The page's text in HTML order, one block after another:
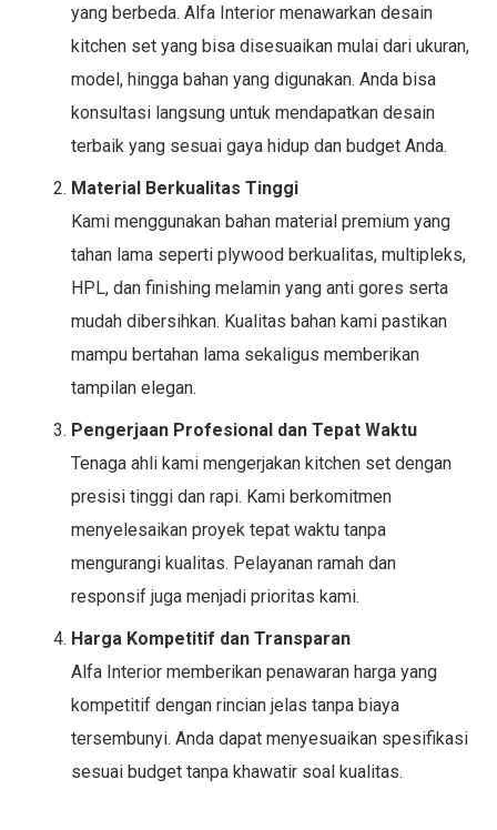
yang berbeda. Alfa Interior menawarkan desain
kitchen set yang bisa disesuaikan mulai dari ukuran,
model, hingga bahan yang digunakan. Anda bisa
konsultasi langsung untuk mendapatkan desain
terbaik yang sesuai gaya hidup dan budget Anda.
Material Berkualitas Tinggi
Kami menggunakan bahan material premium yang
tahan lama seperti plywood berkualitas, multipleks,
HPL, dan finishing melamin yang anti gores serta
mudah dibersihkan. Kualitas bahan kami pastikan
mampu bertahan lama sekaligus memberikan
tampilan elegan.
Pengerjaan Profesional dan Tepat Waktu
Tenaga ahli kami mengerjakan kitchen set dengan
presisi tinggi dan rapi. Kami berkomitmen
menyelesaikan proyek tepat waktu tanpa
mengurangi kualitas. Pelayanan ramah dan
responsif juga menjadi prioritas kami.
Harga Kompetitif dan Transparan
Alfa Interior memberikan penawaran harga yang
kompetitif dengan rincian jelas tanpa biaya
tersembunyi. Anda dapat menyesuaikan spesifikasi
sesuai budget tanpa khawatir soal kualitas.